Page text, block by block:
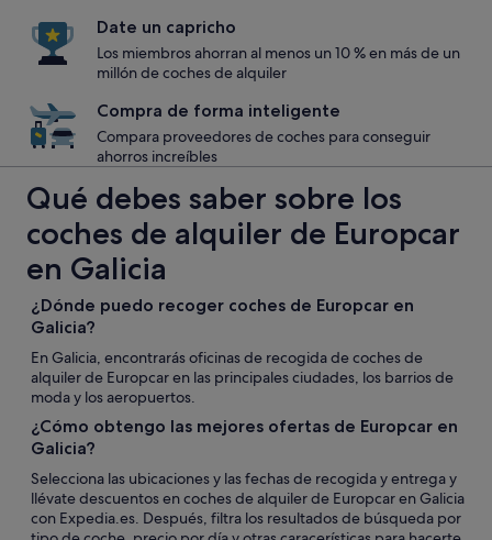
Date un capricho
Los miembros ahorran al menos un 10 % en más de un
millón de coches de alquiler
Compra de forma inteligente
Compara proveedores de coches para conseguir
ahorros increíbles
Qué debes saber sobre los
coches de alquiler de Europcar
en Galicia
¿Dónde puedo recoger coches de Europcar en
Galicia?
En Galicia, encontrarás oficinas de recogida de coches de
alquiler de Europcar en las principales ciudades, los barrios de
moda y los aeropuertos.
¿Cómo obtengo las mejores ofertas de Europcar en
Galicia?
Selecciona las ubicaciones y las fechas de recogida y entrega y
llévate descuentos en coches de alquiler de Europcar en Galicia
con Expedia.es. Después, filtra los resultados de búsqueda por